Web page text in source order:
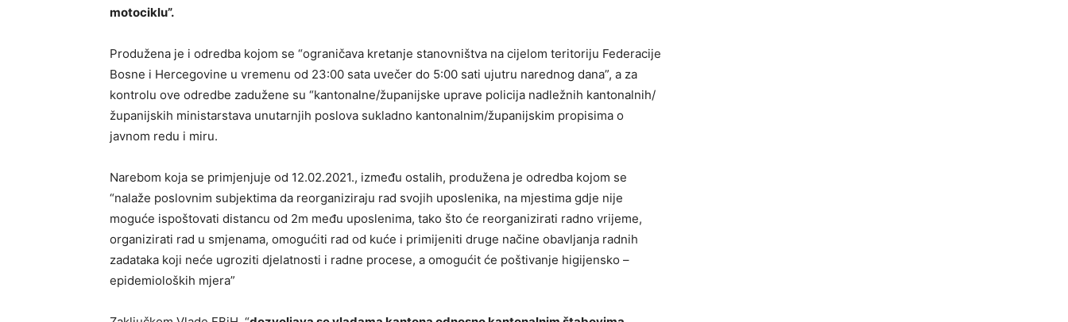
motociklu”.
Produžena je i odredba kojom se “ograničava kretanje stanovništva na cijelom teritoriju Federacije
Bosne i Hercegovine u vremenu od 23:00 sata uvečer do 5:00 sati ujutru narednog dana”, a za
kontrolu ove odredbe zadužene su “kantonalne/županijske uprave policija nadležnih kantonalnih/
županijskih ministarstava unutarnjih poslova sukladno kantonalnim/županijskim propisima o
javnom redu i miru.
Narebom koja se primjenjuje od 12.02.2021., između ostalih, produžena je odredba kojom se
“nalaže poslovnim subjektima da reorganiziraju rad svojih uposlenika, na mjestima gdje nije
moguće ispoštovati distancu od 2m među uposlenima, tako što će reorganizirati radno vrijeme,
organizirati rad u smjenama, omogućiti rad od kuće i primijeniti druge načine obavljanja radnih
zadataka koji neće ugroziti djelatnosti i radne procese, a omogućit će poštivanje higijensko –
epidemioloških mjera”